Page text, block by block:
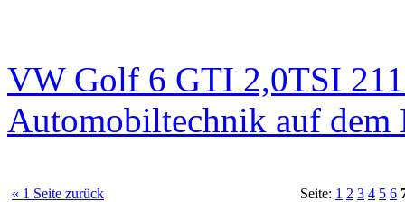
VW Golf 6 GTI 2,0TSI
Automobiltechnik auf
« 1 Seite zurück Seite: 1 2 3 4 5 6